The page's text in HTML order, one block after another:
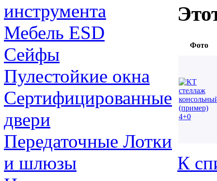
инструмента
Мебель ESD
Сейфы
Пулестойкие окна
Сертифицированные
двери
Передаточные Лотки
и шлюзы
Фото
К